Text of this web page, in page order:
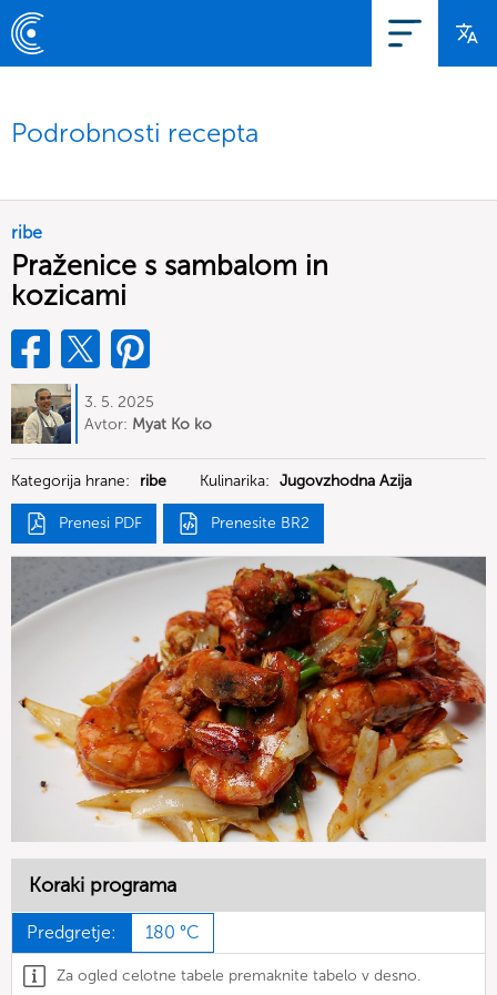
Podrobnosti recepta
ribe
Praženice s sambalom in
kozicami
3. 5. 2025
Avtor: Myat Ko ko
Kategorija hrane: ribe Kulinarika: Jugovzhodna Azija
Prenesi PDF Prenesite BR2
Koraki programa
Predgretje: 180 °C
Za ogled celotne tabele premaknite tabelo v desno.